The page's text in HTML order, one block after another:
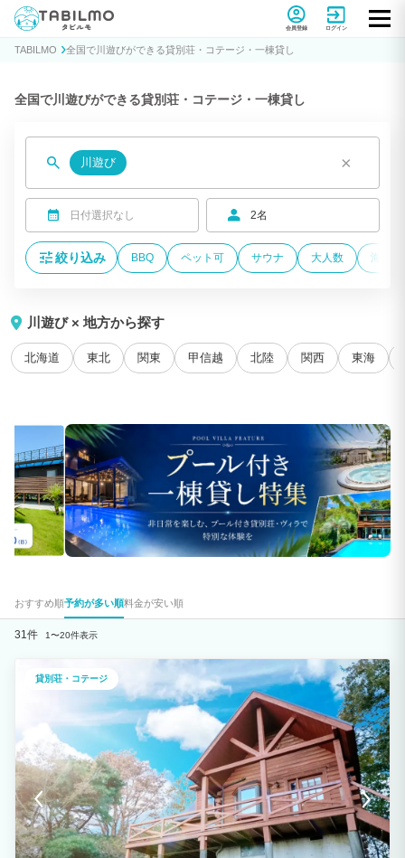
貸別荘コテージ・一棟貸し宿泊予約サイトTABILMO(タビルモ)
会員登録 ログイン
TABILMO 全国で川遊びができる貸別荘・コテージ・一棟貸し
全国で川遊びができる貸別荘・コテージ・一棟貸し
川遊び ×
日付選択なし 2名
絞り込み BBQ ペット可 サウナ 大人数 海が
川遊び × 地方から探す
北海道 東北 関東 甲信越 北陸 関西 東海
おすすめ順予約が多い順料金が安い順
31件 1〜20件表示
貸別荘・コテージ